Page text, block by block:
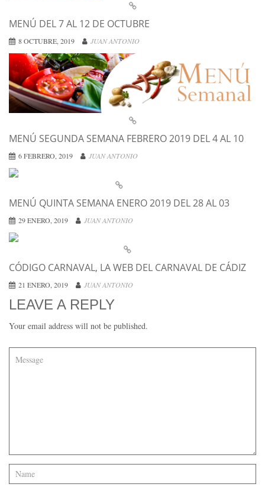
MENÚ DEL 7 AL 12 DE OCTUBRE
8 OCTUBRE, 2019 JUAN ANTONIO
MENÚ SEGUNDA SEMANA FEBRERO 2019 DEL 4 AL 10
6 FEBRERO, 2019 JUAN ANTONIO
MENÚ QUINTA SEMANA ENERO 2019 DEL 28 AL 03
29 ENERO, 2019 JUAN ANTONIO
CÓDIGO CARNAVAL, LA WEB DEL CARNAVAL DE CÁDIZ
21 ENERO, 2019 JUAN ANTONIO
LEAVE A REPLY
Your email address will not be published.